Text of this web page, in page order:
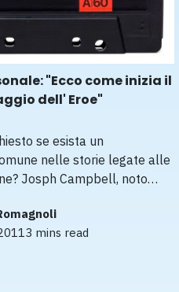
3 mins read
"Ecco come inizia il
dell' Eroe"
se esista un
nelle storie legate alle
Josph Campbell, noto…